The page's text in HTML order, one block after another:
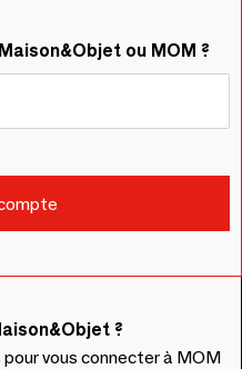
ou MOM ?
?
vous connecter à MOM